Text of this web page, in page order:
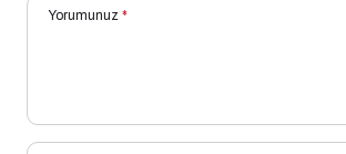
Yorumunuz *